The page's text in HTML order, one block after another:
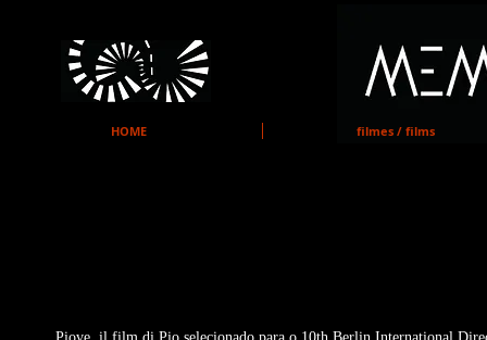
HOME filmes / films